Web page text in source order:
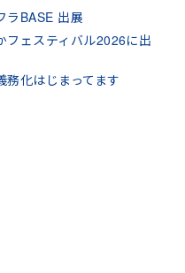
ラBASE 出展
フェスティバル2026に出
務化はじまってます